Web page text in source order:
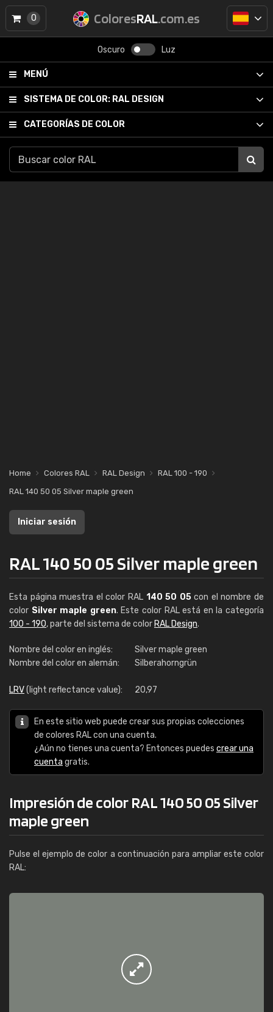
ColoresRAL.com.es
Oscuro Luz
MENÚ
SISTEMA DE COLOR: RAL DESIGN
CATEGORÍAS DE COLOR
0
Home Colores RAL RAL Design
RAL 100 - 190
RAL 140 50 05 Silver maple green
Iniciar sesión
RAL 140 50 05 Silver maple green
Esta página muestra el color RAL 140 50 05con el nombre de
color Silver maple green. Este color RAL está en la categoría
100 - 190, parte del sistema de color RAL Design.
Nombre del color en inglés:
Silver maple green
Nombre del color en alemán:
Silberahorngrün
LRV(light reflectance value): 20,97
En este sitio web puede crear sus propias colecciones
de colores RAL con una cuenta.
¿Aún no tienes una cuenta? Entonces puedes crear una
cuenta gratis.
Impresión de color RAL 140 50 05 Silver
maple green
Pulse el ejemplo de color a continuación para ampliar este color
RAL: